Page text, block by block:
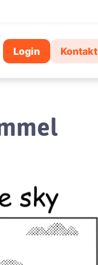
Login Kontakt